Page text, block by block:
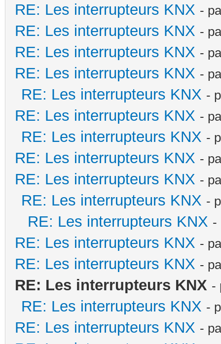
RE: Les interrupteurs KNX -
RE: Les interrupteurs KNX -
RE: Les interrupteurs KNX -
RE: Les interrupteurs KNX -
RE: Les interrupteurs KNX -
RE: Les interrupteurs KNX -
RE: Les interrupteurs KNX -
RE: Les interrupteurs KNX -
RE: Les interrupteurs KNX -
RE: Les interrupteurs KNX -
RE: Les interrupteurs KNX -
RE: Les interrupteurs KNX -
RE: Les interrupteurs KNX -
RE: Les interrupteurs KNX -
RE: Les interrupteurs KNX -
RE: Les interrupteurs KNX -